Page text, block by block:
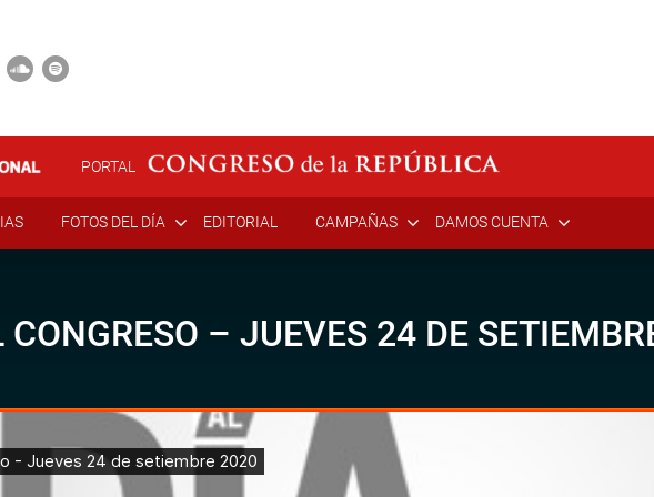
PORTAL
FOTOS DEL DÍA EDITORIAL CAMPAÑAS DAMOS CUENTA
– JUEVES 24 DE